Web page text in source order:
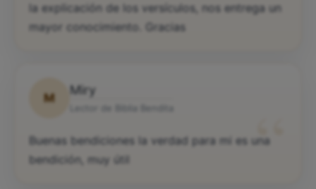
la explicación de los versículos, nos entrega un
mayor conocimiento. Gracias
M
Miry
“
Buenas bendiciones la verdad para mi es una
bendición, muy útil